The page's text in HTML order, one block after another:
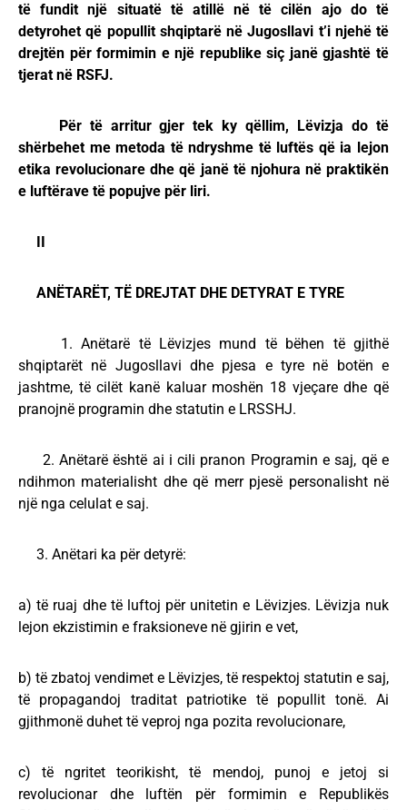
të fundit një situatë të atillë në të cilën ajo do të
detyrohet që popullit shqiptarë në Jugosllavi t’i njehë të
drejtën për formimin e një republike siç janë gjashtë të
tjerat në RSFJ.
Për të arritur gjer tek ky qëllim, Lëvizja do të
shërbehet me metoda të ndryshme të luftës që ia lejon
etika revolucionare dhe që janë të njohura në praktikën
e luftërave të popujve për liri.
ANËTARËT, TË DREJTAT DHE DETYRAT E TYRE
1. Anëtarë të Lëvizjes mund të bëhen të gjithë
shqiptarët në Jugosllavi dhe pjesa e tyre në botën e
jashtme, të cilët kanë kaluar moshën 18 vjeçare dhe që
pranojnë programin dhe statutin e LRSSHJ.
2. Anëtarë është ai i cili pranon Programin e saj, që e
ndihmon materialisht dhe që merr pjesë personalisht në
një nga celulat e saj.
3. Anëtari ka për detyrë:
a) të ruaj dhe të luftoj për unitetin e Lëvizjes. Lëvizja nuk
lejon ekzistimin e fraksioneve në gjirin e vet,
b) të zbatoj vendimet e Lëvizjes, të respektoj statutin e saj,
të propagandoj traditat patriotike të popullit tonë. Ai
gjithmonë duhet të veproj nga pozita revolucionare,
c) të ngritet teorikisht, të mendoj, punoj e jetoj si
revolucionar dhe luftën për formimin e Republikës